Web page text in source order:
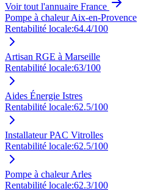
Voir tout l'annuaire France
Pompe à chaleur Aix-en-Provence
Rentabilité locale:64.4/100
Artisan RGE à Marseille
Rentabilité locale:63/100
Aides Énergie Istres
Rentabilité locale:62.5/100
Installateur PAC Vitrolles
Rentabilité locale:62.5/100
Pompe à chaleur Arles
Rentabilité locale:62.3/100